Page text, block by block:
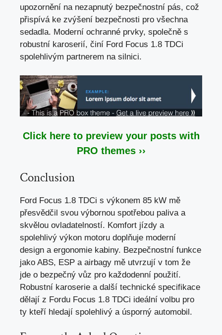
upozornění na nezapnutý bezpečnostní pás, což
přispívá ke zvýšení bezpečnosti pro všechna
sedadla. Moderní ochranné prvky, společně s
robustní karoserií, činí Ford Focus 1.8 TDCi
spolehlivým partnerem na silnici.
Click here to preview your posts with
PRO themes ››
Conclusion
Ford Focus 1.8 TDCi s výkonem 85 kW mě
přesvědčil svou výbornou spotřebou paliva a
skvělou ovladatelností. Komfort jízdy a
spolehlivý výkon motoru doplňuje moderní
design a ergonomie kabiny. Bezpečnostní funkce
jako ABS, ESP a airbagy mě utvrzují v tom že
jde o bezpečný vůz pro každodenní použití.
Robustní karoserie a další technické specifikace
dělají z Fordu Focus 1.8 TDCi ideální volbu pro
ty kteří hledají spolehlivý a úsporný automobil.